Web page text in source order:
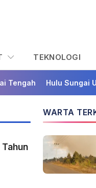
TEKNOLOGI
Tengah Hulu Sungai
WARTA